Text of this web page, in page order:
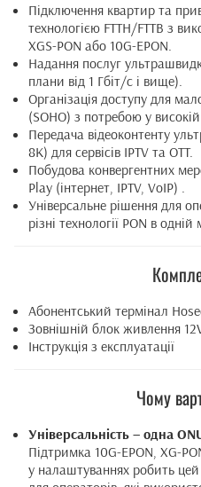
Підключення квартир та
технологією FTTH/FTTB з
XGS-PON або 10G-EPON.
Надання послуг
плани від 1 Гбіт/с і вище).
Організація доступу для
(SOHO) з потребою у
Передача відеоконтенту
8K) для сервісів IPTV та OTT.
Побудова конвергентних
Play (інтернет, IPTV, VoIP) .
Універсальне рішення для
різні технології PON в одній
Абонентський термінал
Зовнішній блок живлення
Інструкція з експлуатації
Чому
Універсальність – одна
Підтримка 10G-EPON, XG-
у налаштуваннях робить